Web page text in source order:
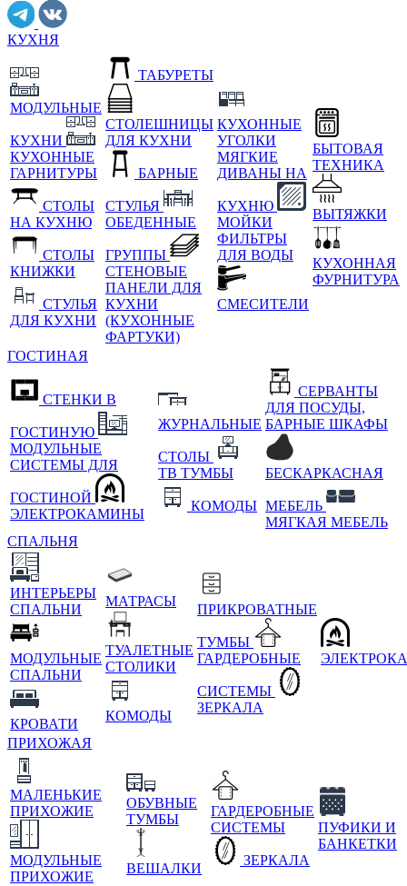
КУХНЯ
МОДУЛЬНЫЕ
КУХНИ
КУХОННЫЕ
ГАРНИТУРЫ
СТОЛЫ
НА КУХНЮ
СТОЛЫ
КНИЖКИ
СТУЛЬЯ
ДЛЯ КУХНИ
ТАБУРЕТЫ
СТОЛЕШНИЦЫ
ДЛЯ КУХНИ
БАРНЫЕ
СТУЛЬЯ
ОБЕДЕННЫЕ
ГРУППЫ
СТЕНОВЫЕ
ПАНЕЛИ ДЛЯ
КУХНИ
(КУХОННЫЕ
ФАРТУКИ)
КУХОННЫЕ
УГОЛКИ
МЯГКИЕ
ДИВАНЫ НА
КУХНЮ
МОЙКИ
ФИЛЬТРЫ
ДЛЯ ВОДЫ
СМЕСИТЕЛИ
БЫТОВАЯ
ТЕХНИКА
ВЫТЯЖКИ
КУХОННАЯ
ФУРНИТУРА
ГОСТИНАЯ
СТЕНКИ В
ГОСТИНУЮ
МОДУЛЬНЫЕ
СИСТЕМЫ ДЛЯ
ГОСТИНОЙ
ЭЛЕКТРОКАМИНЫ
ЖУРНАЛЬНЫЕ
СТОЛЫ
ТВ ТУМБЫ
КОМОДЫ
СЕРВАНТЫ
ДЛЯ ПОСУДЫ,
БАРНЫЕ ШКАФЫ
БЕСКАРКАСНАЯ
МЕБЕЛЬ
МЯГКАЯ МЕБЕЛЬ
СПАЛЬНЯ
ИНТЕРЬЕРЫ
СПАЛЬНИ
МОДУЛЬНЫЕ
СПАЛЬНИ
КРОВАТИ
МАТРАСЫ
ТУАЛЕТНЫЕ
СТОЛИКИ
КОМОДЫ
ПРИКРОВАТНЫЕ
ТУМБЫ
ГАРДЕРОБНЫЕ
СИСТЕМЫ
ЗЕРКАЛА
ПРИХОЖАЯ
МАЛЕНЬКИЕ
ПРИХОЖИЕ
МОДУЛЬНЫЕ
ПРИХОЖИЕ
ОБУВНЫЕ
ТУМБЫ
ВЕШАЛКИ
ГАРДЕРОБНЫЕ
СИСТЕМЫ
ЗЕРКАЛА
ПУФИКИ И
БАНКЕТКИ